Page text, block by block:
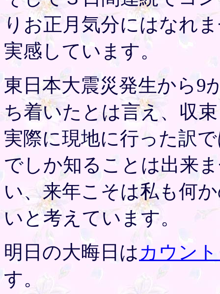
りお正月気分にはなれ
実感しています。
東日本大震災発生から9
ち着いたとは言え、収
実際に現地に行った訳
でしか知ることは出来
い、来年こそは私も何
いと考えています。
明日の大晦日は カウン
す。